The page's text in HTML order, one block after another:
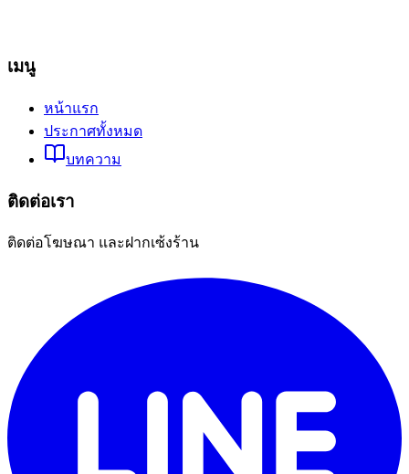
เมนู
หน้าแรก
ประกาศทั้งหมด
บทความ
ติดต่อเรา
ติดต่อโฆษณา และฝากเซ้งร้าน